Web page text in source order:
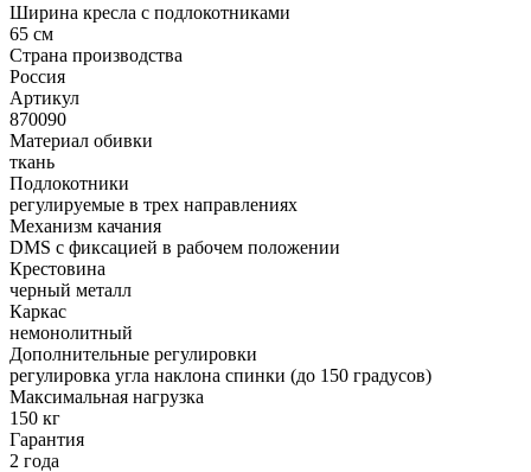
Ширина кресла с подлокотниками
65 см
Страна производства
Россия
Артикул
870090
Материал обивки
ткань
Подлокотники
регулируемые в трех направлениях
Механизм качания
DMS с фиксацией в рабочем положении
Крестовина
черный металл
Каркас
немонолитный
Дополнительные регулировки
регулировка угла наклона спинки (до 150 градусов)
Максимальная нагрузка
150 кг
Гарантия
2 года